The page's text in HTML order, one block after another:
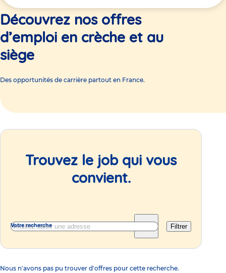
ici
Découvrez nos offres
d’emploi en crèche et au
siège
Des opportunités de carrière partout en France.
Trouvez le job qui vous
convient.
Votre recherche Filtrer
Nous n'avons pas pu trouver d'offres pour cette recherche.